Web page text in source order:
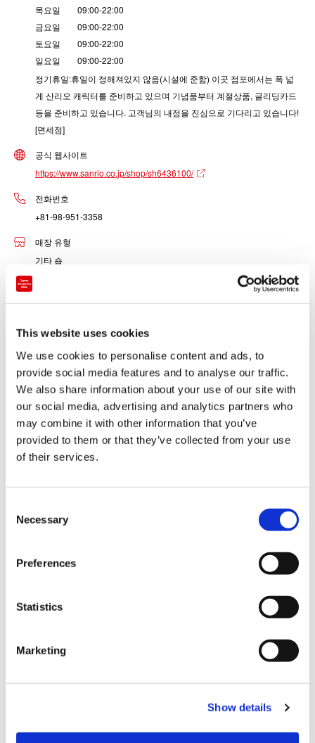
This website uses cookies
We use cookies to personalise content and ads, to
provide social media features and to analyse our traffic.
We also share information about your use of our site with
our social media, advertising and analytics partners who
may combine it with other information that you’ve
provided to them or that they’ve collected from your use
of their services.
Necessary
Preferences
Statistics
Marketing
Show details
목요일 09:00-22:00
금요일 09:00-22:00
토요일 09:00-22:00
일요일 09:00-22:00
정기휴일:휴일이 정해져있지 않음(시설에 준함) 이곳 점포에서는 폭 넓
게 산리오 캐릭터를 준비하고 있으며 기념품부터 계절상품, 글리딩카드
등을 준비하고 있습니다. 고객님의 내점을 진심으로 기다리고 있습니다!
[면세점]
공식 웹사이트
https://www.sanrio.co.jp/shop/sh6436100/
전화번호
+81-98-951-3358
매장 유형
기타 숍
VISA (비자)
JCB (제이씨비)
시설 서비스